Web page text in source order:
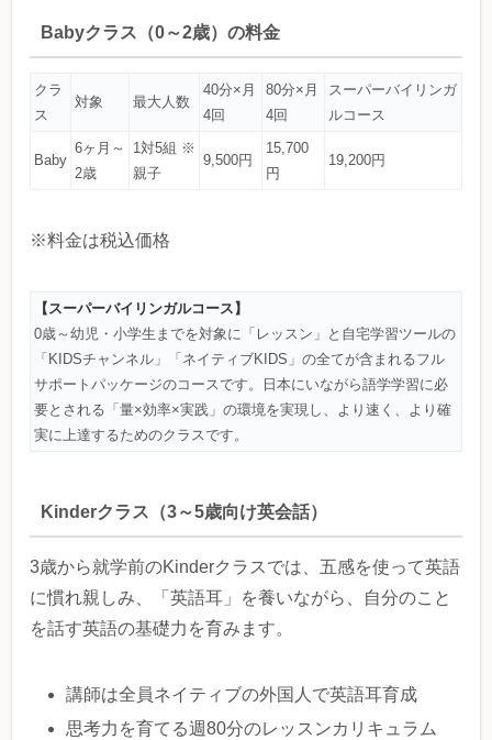
Babyクラス（0～2歳）の料金
クラ
ス
対象 最大人数
40分×月
4回
80分×月
4回
スーパーバイリンガ
ルコース
Baby
6ヶ月～
2歳
1対5組 ※
親子
9,500円
15,700
円
19,200円
※料金は税込価格
【スーパーバイリンガルコース】
0歳～幼児・小学生までを対象に「レッスン」と自宅学習ツールの
「KIDSチャンネル」「ネイティブKIDS」の全てが含まれるフル
サポートパッケージのコースです。日本にいながら語学学習に必
要とされる「量×効率×実践」の環境を実現し、より速く、より確
実に上達するためのクラスです。
Kinderクラス（3～5歳向け英会話）
3歳から就学前のKinderクラスでは、五感を使って英語
に慣れ親しみ、「英語耳」を養いながら、自分のこと
を話す英語の基礎力を育みます。
講師は全員ネイティブの外国人で英語耳育成
思考力を育てる週80分のレッスンカリキュラム